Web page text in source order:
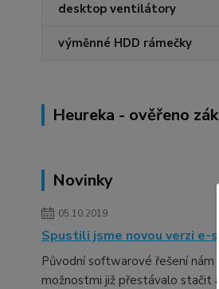
desktop ventilátory
výměnné HDD rámečky
Novinky
05.10.2019
Spustili jsme novou verzi e-
Původní softwarové řešení nám
možnostmi již přestávalo stačit a
Heureka - ověřeno